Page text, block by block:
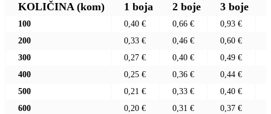
KOLIČINA (kom) 1 boja 2 boje 3 boje
100 0,40 € 0,66 € 0,93 €
200
0,33 € 0,46 € 0,60 €
300
0,27 € 0,40 € 0,49 €
400
0,25 € 0,36 € 0,44 €
500
0,21 € 0,33 € 0,40 €
600
0,20 € 0,31 € 0,37 €